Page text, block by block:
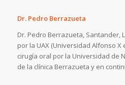
Dr. Pedro Berrazueta
Dr. Pedro Berrazueta, Santander,
por la UAX (Universidad Alfonso
cirugía oral por la Universidad de
de la clínica Berrazueta y en